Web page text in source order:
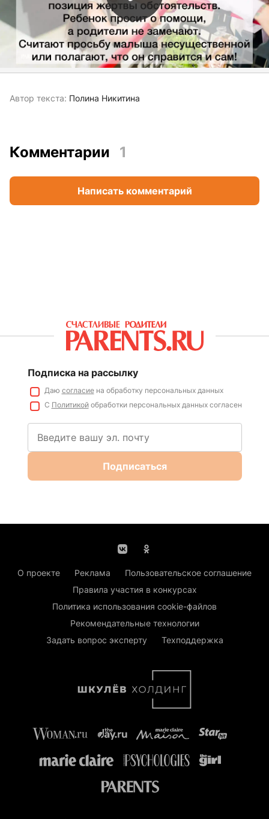
Автор текста: Полина Никитина
Комментарии 1
Написать комментарий
Подписка на рассылку
Даю согласиена обработку персональных данных
С Политикойобработки персональных данных согласен
Подписаться
О проекте Реклама
Пользовательское соглашение
Правила участия в конкурсах
Политика использования cookie-файлов
Рекомендательные технологии
Задать вопрос эксперту
Техподдержка